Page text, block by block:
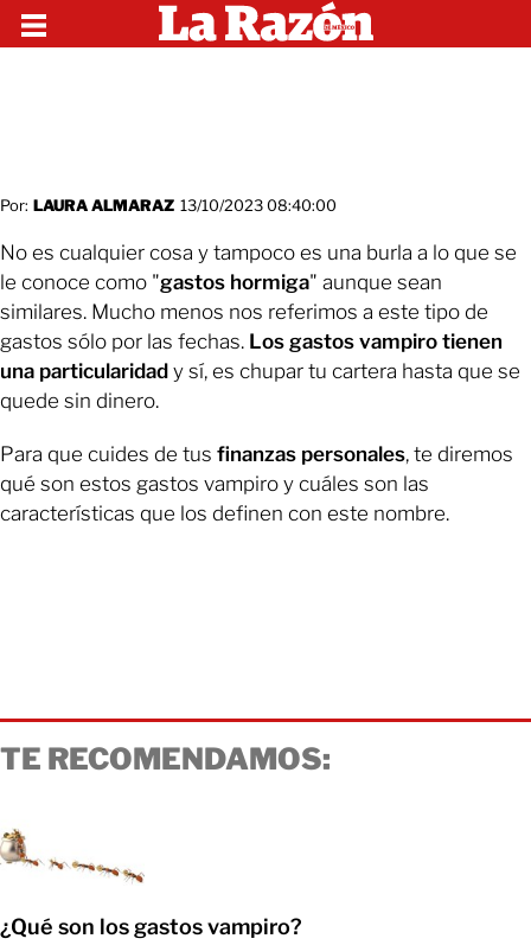
Por: LAURA ALMARAZ 13/10/2023 08:40:00
No es cualquier cosa y tampoco es una burla a lo que se
le conoce como "gastos hormiga" aunque sean
similares. Mucho menos nos referimos a este tipo de
gastos sólo por las fechas. Los gastos vampiro tienen
una particularidad y sí, es chupar tu cartera hasta que se
quede sin dinero.
Para que cuides de tus finanzas personales, te diremos
qué son estos gastos vampiro y cuáles son las
características que los definen con este nombre.
TE RECOMENDAMOS:
¿Qué son los gastos vampiro?